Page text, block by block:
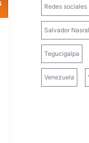
Redes sociales
Salvador
Tegucigalpa
Venezuela